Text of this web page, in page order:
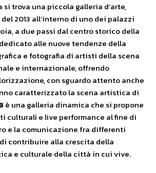
si trova una piccola galleria d’arte,
2013 all’interno di uno dei palazzi
a due passi dal centro storico della
alle nuove tendenze della
e fotografia di artisti della scena
e internazionale, offrendo
con sguardo attento anche
caratterizzato la scena artistica di
è una galleria dinamica che si propone
culturali e live performance al fine di
e la comunicazione fra differenti
contribuire alla crescita della
e culturale della città in cui vive.